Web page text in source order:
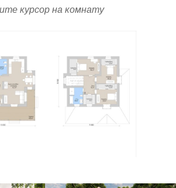
курсор на комнату